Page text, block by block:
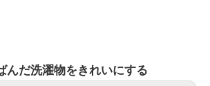
んだ洗濯物をきれいにする